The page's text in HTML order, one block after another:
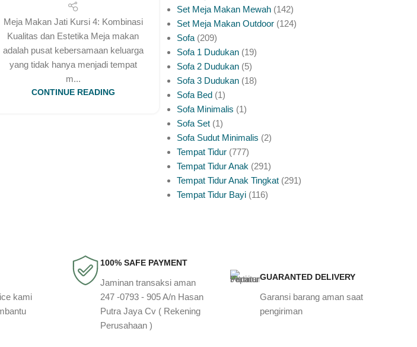
Meja Makan Jati Kursi 4: Kombinasi
Kualitas dan Estetika Meja makan
adalah pusat kebersamaan keluarga
yang tidak hanya menjadi tempat
m...
CONTINUE READING
Set Meja Makan Mewah 142
Set Meja Makan Outdoor 124
Sofa 209
Sofa 1 Dudukan 19
Sofa 2 Dudukan 5
Sofa 3 Dudukan 18
Sofa Bed 1
Sofa Minimalis 1
Sofa Set 1
Sofa Sudut Minimalis 2
Tempat Tidur 777
Tempat Tidur Anak 291
Tempat Tidur Anak Tingkat 291
Tempat Tidur Bayi 116
kami
100% SAFE PAYMENT
Jaminan transaksi aman
247 -0793 - 905 A/n Hasan
Putra Jaya Cv ( Rekening
Perusahaan )
GUARANTED DELIVERY
Garansi barang aman saat
pengiriman